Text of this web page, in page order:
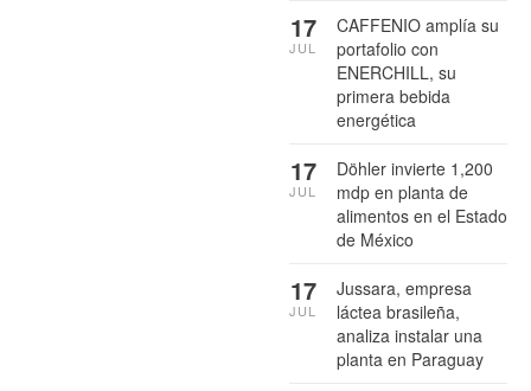
CAFFENIO amplía su
portafolio con
ENERCHILL, su
primera bebida
energética
17
JUL
Döhler invierte 1,200
mdp en planta de
alimentos en el Estado
de México
17
JUL
Jussara, empresa
láctea brasileña,
analiza instalar una
planta en Paraguay
17
JUL